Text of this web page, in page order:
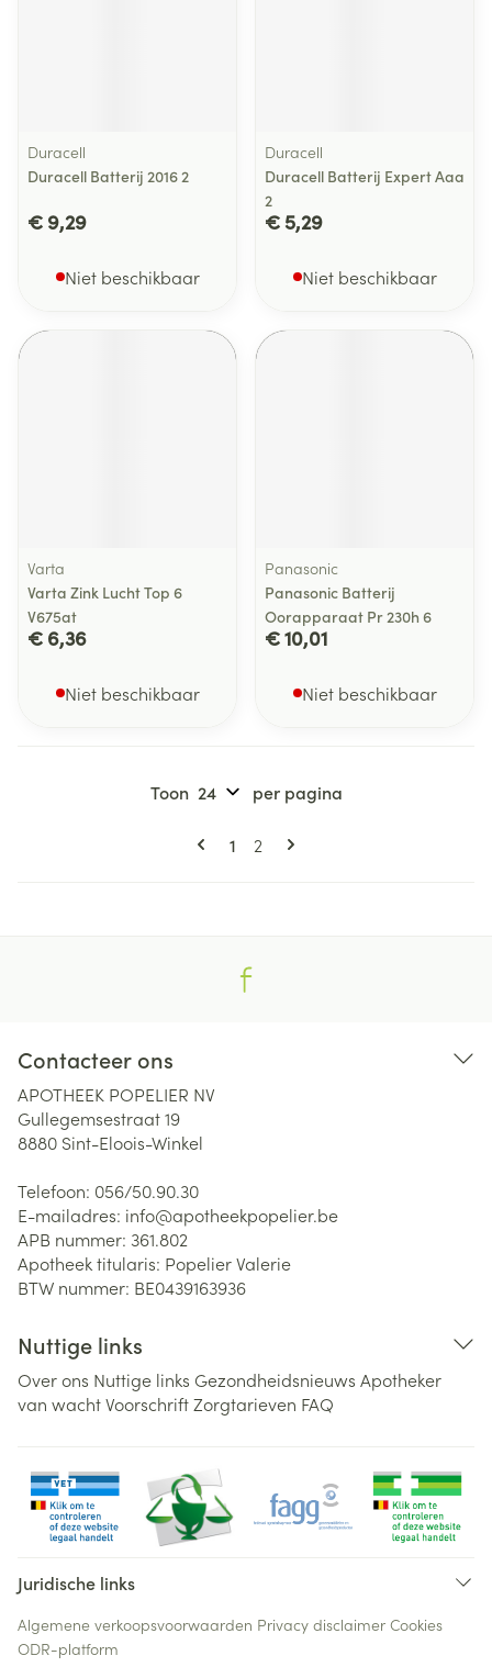
Duracell
Duracell Batterij 2016 2
€ 9,29
Niet beschikbaar
Duracell
Duracell Batterij Expert Aaa
2
€ 5,29
Niet beschikbaar
Varta
Varta Zink Lucht Top 6
V675at
€ 6,36
Niet beschikbaar
Panasonic
Panasonic Batterij
Oorapparaat Pr 230h 6
€ 10,01
Niet beschikbaar
Pagina's
U lees momenteel pagina
1 Pagina
2
Toon per pagina
Contacteer ons
APOTHEEK POPELIER NV
Gullegemsestraat 19
8880 Sint-Eloois-Winkel
Telefoon: 056/50.90.30
E-mailadres: info@apotheekpopelier.be
APB nummer: 361.802
Apotheek titularis: Popelier Valerie
BTW nummer: BE0439163936
Nuttige links
Over ons Nuttige links Gezondheidsnieuws Apotheker
van wachtVoorschriftZorgtarieven FAQ
Juridische links
Algemene verkoopsvoorwaarden Privacy disclaimer Cookies
ODR-platform